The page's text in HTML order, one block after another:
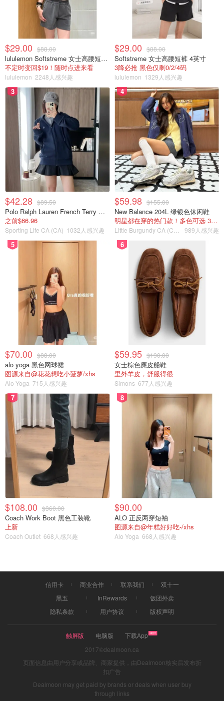
$29.00 $88.00
lululemon Softstreme 女士高腰短裤 10cm
不定时变回$19！随时点进来看
lululemon 2248人感兴趣
$29.00 $88.00
Softstreme 女士高腰短裤 4英寸
3降必抢 黑色仅剩0/2/4码
lululemon 1329人感兴趣
3
$42.28 $89.50
Polo Ralph Lauren French Terry 女童连帽卫衣 7-16码
之前$66.96
Sporting Life CA (CA) 1032人感兴趣
4
$59.98 $155.00
New Balance 204L 绿银色休闲鞋
明星都在穿的热门款！多色可选 3.8折
989人感兴趣
5
$70.00 $88.00
alo yoga 黑色网球裙
图源来自@花花想吃小菠萝/xhs
Alo Yoga 715人感兴趣
6
$59.95 $190.00
女士棕色麂皮船鞋
里外羊皮，舒服得很
Simons 677人感兴趣
7
$108.00 $360.00
Coach Work Boot 黑色工装靴
上新
Coach Outlet 668人感兴趣
8
$90.00
ALO 正反两穿短袖
图源来自@年糕好好吃-/xhs
Alo Yoga 668人感兴趣
信用卡 商业合作 联系我们
双十一
黑五
InRewards
饭团外卖
隐私条款
用户协议 版权声明
触屏版 电脑版
下载App
2017©dealmoon.ca
页面信息由用户分享或品牌、商家提供，由Dealmoon核实后发布折
扣广告
Dealmoon may get paid by brands or deals when user buy
through links